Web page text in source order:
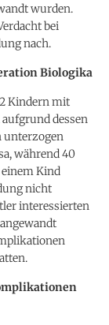
wurden.
bei
nach.
Biologika
Kindern mit
dessen
unterzogen
während 40
Kind
nicht
interessierten